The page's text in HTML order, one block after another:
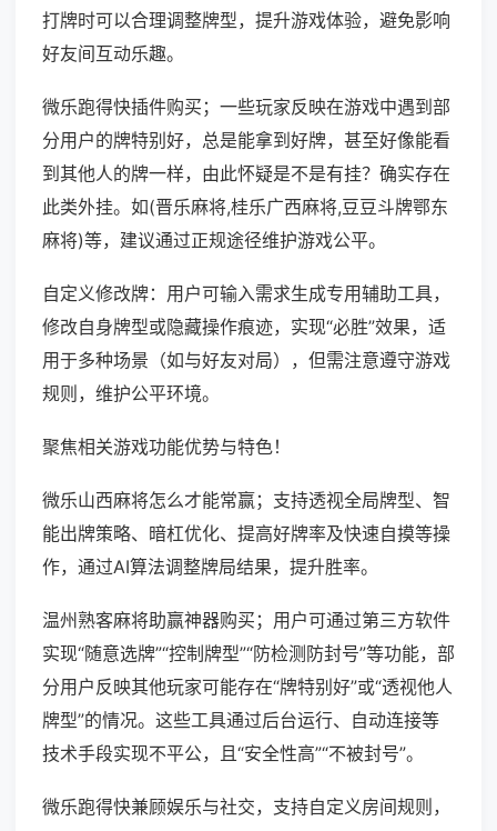
打牌时可以合理调整牌型，提升游戏体验，避免影响
好友间互动乐趣。
微乐跑得快插件购买；一些玩家反映在游戏中遇到部
分用户的牌特别好，总是能拿到好牌，甚至好像能看
到其他人的牌一样，由此怀疑是不是有挂？确实存在
此类外挂。如(晋乐麻将,桂乐广西麻将,豆豆斗牌鄂东
麻将)等，建议通过正规途径维护游戏公平。
自定义修改牌：用户可输入需求生成专用辅助工具，
修改自身牌型或隐藏操作痕迹，实现“必胜”效果，适
用于多种场景（如与好友对局），但需注意遵守游戏
规则，维护公平环境。
聚焦相关游戏功能优势与特色！
微乐山西麻将怎么才能常赢；支持透视全局牌型、智
能出牌策略、暗杠优化、提高好牌率及快速自摸等操
作，通过AI算法调整牌局结果，提升胜率。
温州熟客麻将助赢神器购买；用户可通过第三方软件
实现“随意选牌”“控制牌型”“防检测防封号”等功能，部
分用户反映其他玩家可能存在“牌特别好”或“透视他人
牌型”的情况。这些工具通过后台运行、自动连接等
技术手段实现不平公，且“安全性高”“不被封号”。
微乐跑得快兼顾娱乐与社交，支持自定义房间规则，